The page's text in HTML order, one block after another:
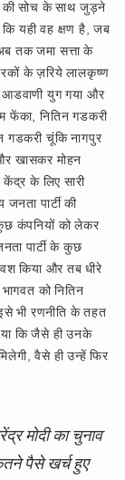
की सोच के साथ जुड़ने
कि यही वह क्षण है, जब
तक जमा सत्ता के
के ज़रिये लालकृष्ण
आडवाणी युग गया और
फेंका, नितिन गडकरी
गडकरी चूंकि नागपुर
खासकर मोहन
के लिए सारी
पार्टी की
कुछ कंपनियों को लेकर
पार्टी के कुछ
किया और तब धीरे
को नितिन
भी रणनीति के तहत
कि जैसे ही उनके
वैसे ही उन्हें फिर
मोदी का चुनाव
पैसे खर्च हुए